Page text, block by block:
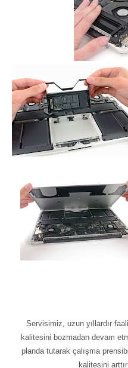
Servisimiz, uzun yıllardır
kalitesini bozmadan devam
planda tutarak çalışma
kalitesini